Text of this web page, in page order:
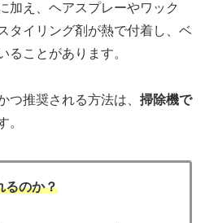
加え、ヘアスプレーやワック
タイリング剤が熱で付着し、ベ
ることがあります。
つ推奨される方法は、 掃除機で
。
るのか？